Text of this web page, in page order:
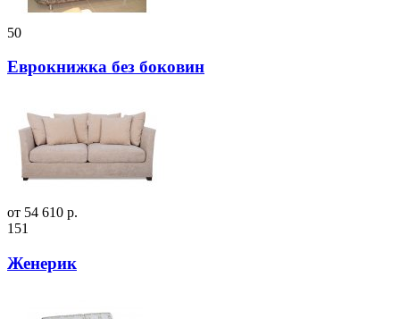
50
Еврокнижка без боковин
от 54 610 р.
151
Женерик